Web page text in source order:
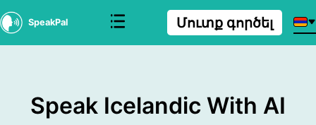
SpeakPal Մուտք գործել
Speak Icelandic With AI